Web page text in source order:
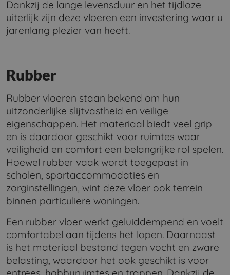
Dankzij de lange levensduur en het tijdloze
uiterlijk zijn deze vloeren een investering waar u
jarenlang plezier van heeft.
Rubber
Rubber vloeren staan bekend om hun
uitzonderlijke slijtvastheid en veilige
eigenschappen. Het materiaal biedt veel grip
en is daardoor geschikt voor ruimtes waar
veiligheid en comfort een belangrijke rol spelen.
Hoewel rubber vaak wordt toegepast in
scholen, sportaccommodaties en
zorginstellingen, wint deze vloer ook terrein
binnen particuliere woningen.
Een rubber vloer werkt geluiddempend en voelt
comfortabel aan tijdens het lopen. Daarnaast
is het materiaal bestand tegen vocht en zware
belasting, waardoor het ook geschikt is voor